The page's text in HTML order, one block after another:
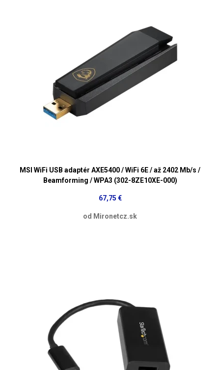
MSI WiFi USB adaptér AXE5400 / WiFi 6E / až 2402 Mb/s /
Beamforming / WPA3 (302-8ZE10XE-000)
67,75 €
od Mironetcz.sk